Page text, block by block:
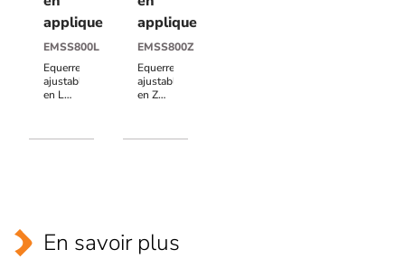
applique
EMSS800L
Equerre
ajustable
en L
série
applique
EMSS800Z
Equerre
ajustable
en Z
série
En savoir plus